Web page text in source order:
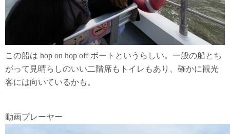
この船は hop on hop off ボートというらしい。一般の船とち
がって見晴らしのいい二階席もトイレもあり、確かに観光
客には向いているかも。
動画プレーヤー